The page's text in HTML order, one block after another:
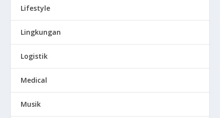
Lifestyle
Lingkungan
Logistik
Medical
Musik